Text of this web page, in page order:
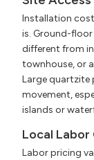
Installation
is. Ground-
different from
townhouse, or
Large quartzite
movement,
islands or
Local
Labor pricing